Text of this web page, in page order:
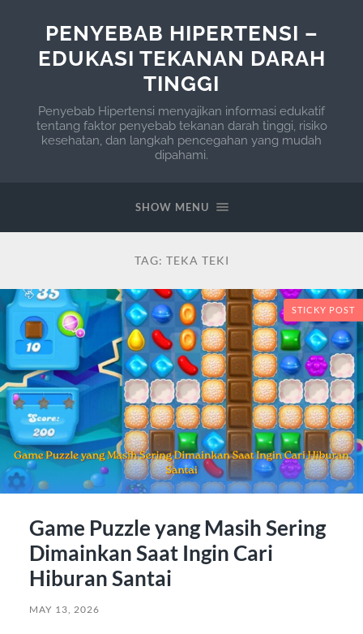
PENYEBAB HIPERTENSI –
EDUKASI TEKANAN DARAH
TINGGI
Penyebab Hipertensi menyajikan informasi edukatif
tentang faktor penyebab tekanan darah tinggi, risiko
kesehatan, dan langkah pencegahan yang mudah
dipahami.
SHOW MENU
TAG: TEKA TEKI
STICKY POST
Game Puzzle yang Masih Sering
Dimainkan Saat Ingin Cari
Hiburan Santai
MAY 13, 2026